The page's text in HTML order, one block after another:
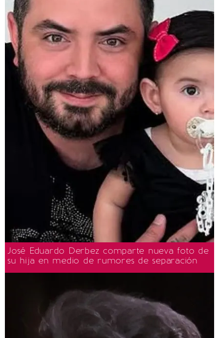
José Eduardo Derbez comparte nueva foto de
su hija en medio de rumores de separación